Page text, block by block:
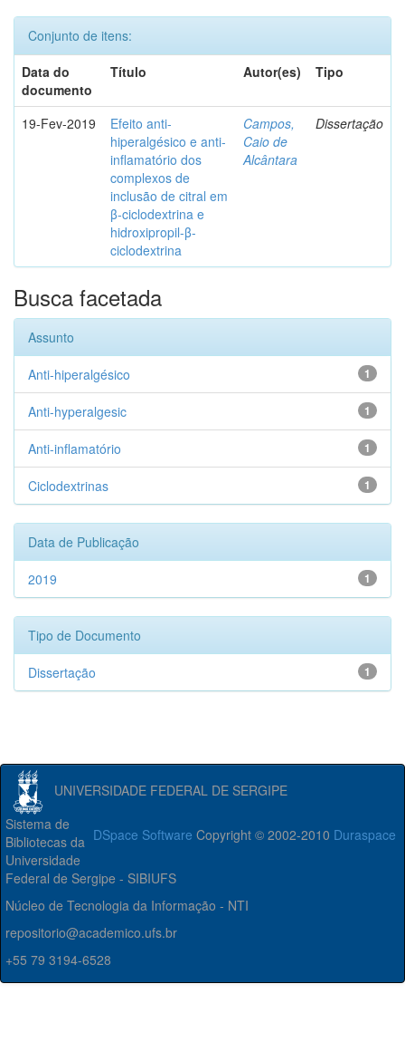
Conjunto de itens:
Data do
documento
Título Autor(es) Tipo
19-Fev-2019
Efeito anti-
hiperalgésico e anti-
inflamatório dos
complexos de
inclusão de citral em
β-ciclodextrina e
hidroxipropil-β-
ciclodextrina
Campos,
Caio de
Alcântara
Dissertação
Busca facetada
Assunto
1
Anti-hiperalgésico
1
Anti-hyperalgesic
1
Anti-inflamatório
1
Ciclodextrinas
Data de Publicação
1
2019
Tipo de Documento
1
Dissertação
UNIVERSIDADE FEDERAL DE SERGIPE
DSpace Software Copyright © 2002-2010 Duraspace
Sistema de
Bibliotecas da
Universidade
Federal de Sergipe - SIBIUFS
Núcleo de Tecnologia da Informação - NTI
repositorio@academico.ufs.br
+55 79 3194-6528